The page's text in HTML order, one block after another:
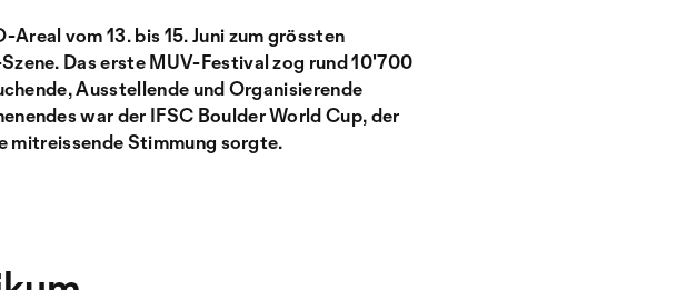
vom 13. bis 15. Juni zum grössten
Das erste MUV-Festival zog rund 10'700
Ausstellende und Organisierende
war der IFSC Boulder World Cup, der
mitreissende Stimmung sorgte.